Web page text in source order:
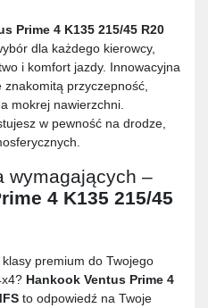
Prime 4 K135 215/45 R20
dla każdego kierowcy,
i komfort jazdy. Innowacyjna
przyczepność,
mokrej nawierzchni.
w pewność na drodze,
wymagających –
4 K135 215/45
premium do Twojego
Hankook Ventus Prime 4
to odpowiedź na Twoje